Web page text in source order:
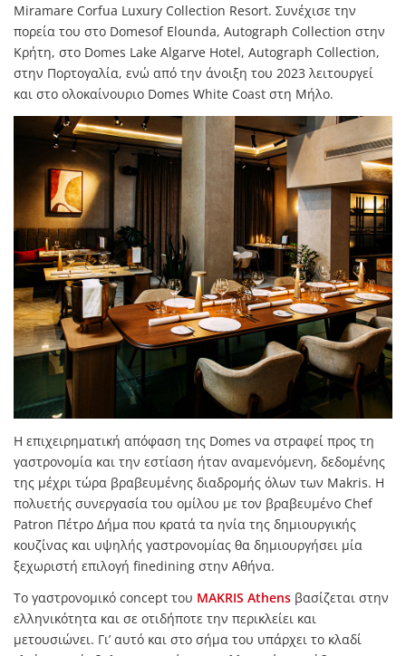
Miramare Corfua Luxury Collection Resort. Συνέχισε την
πορεία του στο Domesof Elounda, Autograph Collection στην
Κρήτη, στο Domes Lake Algarve Hotel, Autograph Collection,
στην Πορτογαλία, ενώ από την άνοιξη του 2023 λειτουργεί
και στο ολοκαίνουριο Domes White Coast στη Μήλο.
Η επιχειρηματική απόφαση της Domes να στραφεί προς τη
γαστρονομία και την εστίαση ήταν αναμενόμενη, δεδομένης
της μέχρι τώρα βραβευμένης διαδρομής όλων των Makris. Η
πολυετής συνεργασία του ομίλου με τον βραβευμένο Chef
Patron Πέτρο Δήμα που κρατά τα ηνία της δημιουργικής
κουζίνας και υψηλής γαστρονομίας θα δημιουργήσει μία
ξεχωριστή επιλογή finedining στην Αθήνα.
Το γαστρονομικό concept του MAKRIS Athens βασίζεται στην
ελληνικότητα και σε οτιδήποτε την περικλείει και
μετουσιώνει. Γι’ αυτό και στο σήμα του υπάρχει το κλαδί